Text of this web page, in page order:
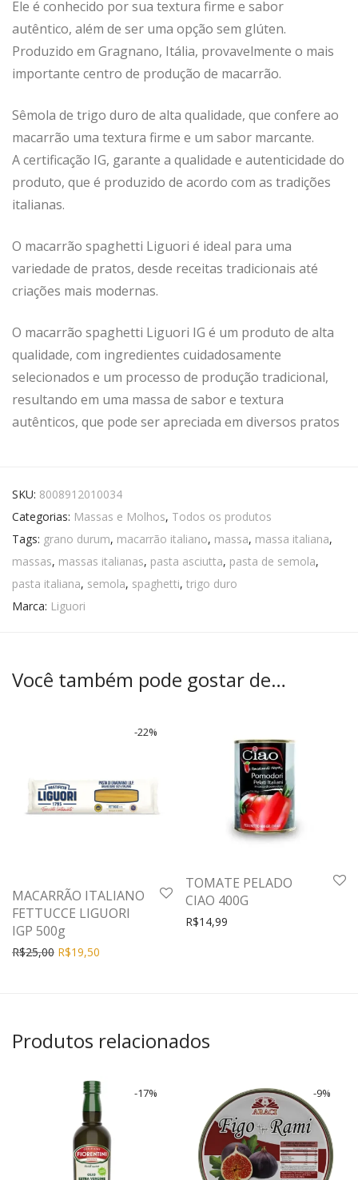
Ele é conhecido por sua textura firme e sabor
autêntico, além de ser uma opção sem glúten.
Produzido em Gragnano, Itália, provavelmente o mais
importante centro de produção de macarrão.
Sêmola de trigo duro de alta qualidade, que confere ao
macarrão uma textura firme e um sabor marcante.
A certificação IG, garante a qualidade e autenticidade do
produto, que é produzido de acordo com as tradições
italianas.
O macarrão spaghetti Liguori é ideal para uma
variedade de pratos, desde receitas tradicionais até
criações mais modernas.
O macarrão spaghetti Liguori IG é um produto de alta
qualidade, com ingredientes cuidadosamente
selecionados e um processo de produção tradicional,
resultando em uma massa de sabor e textura
autênticos, que pode ser apreciada em diversos pratos
SKU: 8008912010034
Categorias: Massas e Molhos, Todos os produtos
Tags: grano durum, macarrão italiano, massa, massa italiana,
massas, massas italianas, pasta asciutta, pasta de semola,
pasta italiana, semola, spaghetti, trigo duro
Marca: Liguori
Você também pode gostar de…
-22%
MACARRÃO ITALIANO
FETTUCCE LIGUORI
IGP 500g
R$25,00 R$19,50
TOMATE PELADO
CIAO 400G
R$14,99
Produtos relacionados
-17% -9%